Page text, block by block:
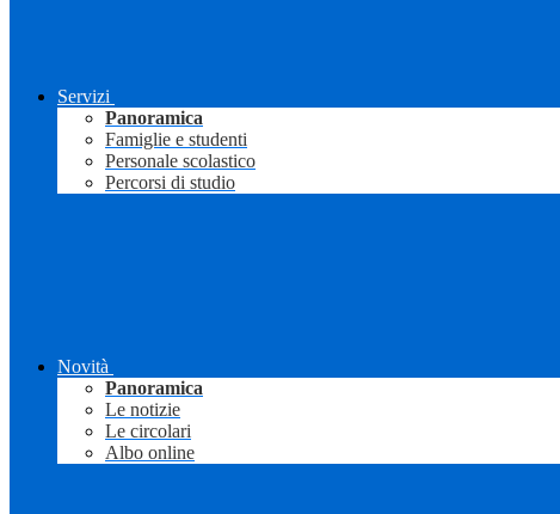
Servizi
Panoramica
Famiglie e studenti
Personale scolastico
Percorsi di studio
Novità
Panoramica
Le notizie
Le circolari
Albo online